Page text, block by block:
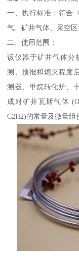
一、执行标准：符合
气、矿井气体、采空
二、使用范围：
该仪器于矿井气体分
测、预报和熄灭程度
测器、甲烷转化炉、
成对矿井瓦斯气体
C2H2)的常量及微量组